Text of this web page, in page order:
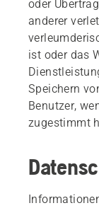
oder
anderer
ist oder das
Speichern
Benutzer,
zugestimmt